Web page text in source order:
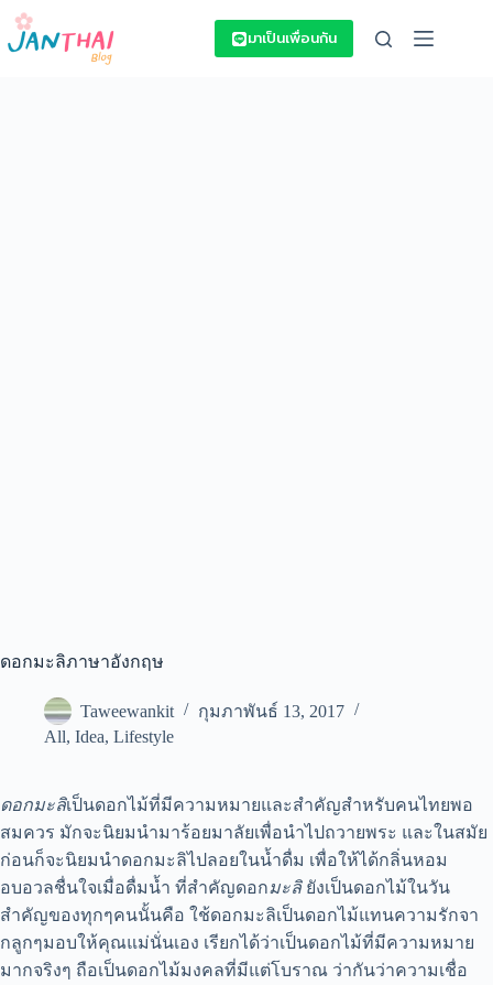
Skip
content
มาเป็นเพื่อนกัน
ดอกมะลิภาษาอังกฤษ
Taweewankit
กุมภาพันธ์ 13, 2017
All, Idea, Lifestyle
ดอกมะลิเป็นดอกไม้ที่มีความหมายและสำคัญสำหรับคนไทยพอ
สมควร มักจะนิยมนำมาร้อยมาลัยเพื่อนำไปถวายพระ และในสมัย
ก่อนก็จะนิยมนำดอกมะลิไปลอยในน้ำดื่ม เพื่อให้ได้กลิ่นหอม
อบอวลชื่นใจเมื่อดื่มน้ำ ที่สำคัญดอกมะลิ ยังเป็นดอกไม้ในวัน
สำคัญของทุกๆคนนั้นคือ ใช้ดอกมะลิเป็นดอกไม้แทนความรักจา
กลูกๆมอบให้คุณแม่นั่นเอง เรียกได้ว่าเป็นดอกไม้ที่มีความหมาย
มากจริงๆ ถือเป็นดอกไม้มงคลที่มีแต่โบราณ ว่ากันว่าความเชื่อ